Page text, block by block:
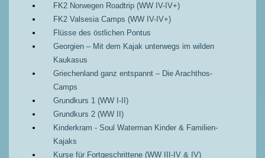
FK2 Norwegen Roadtrip (WW IV-IV+)
FK2 Valsesia Camps (WW IV-IV+)
Flüsse des östlichen Pontus
Georgien – Mit dem Kajak unterwegs im wilden
Kaukasus
Griechenland ganz entspannt – Die Arachthos-
Camps
Grundkurs 1 (WW I-II)
Grundkurs 2 (WW II)
Kinderkram - Soul Waterman Kinder & Familien-
Kajaks
Kurse für Fortgeschrittene (WW III-IV & IV)